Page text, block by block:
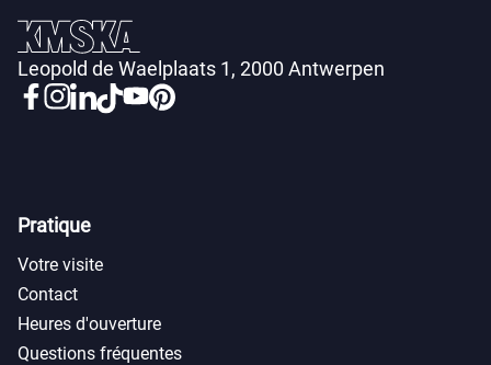
Leopold de Waelplaats 1, 2000 Antwerpen
Pratique
Votre visite
Contact
Heures d'ouverture
Questions fréquentes